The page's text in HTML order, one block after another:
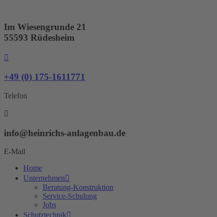
springen
Im Wiesengrunde 21
55593 Rüdesheim
+49 (0) 175-1611771
Telefon
info@heinrichs-anlagenbau.de
E-Mail
Home
Unternehmen
Beratung-Konstruktion
Service-Schulung
Jobs
Schutztechnik